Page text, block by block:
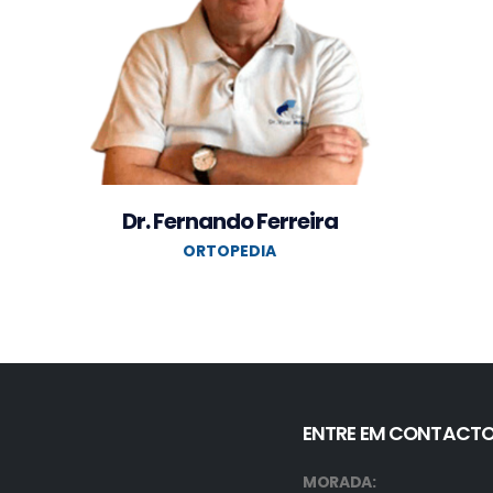
Dr. Fernando Ferreira
ORTOPEDIA
ENTRE EM
MORADA: